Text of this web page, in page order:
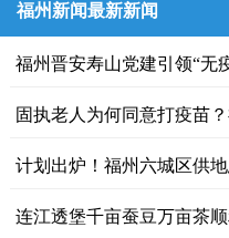
福州新闻最新新闻
福州晋安寿山党建引领“无
固执老人为何同意打疫苗
计划出炉！福州六城区供
连江透堡千亩蚕豆万亩茶